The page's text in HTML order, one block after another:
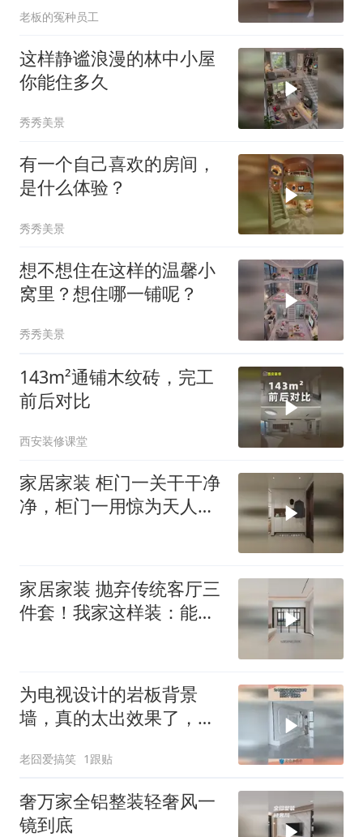
老板的冤种员工
这样静谧浪漫的林中小屋
你能住多久
秀秀美景
有一个自己喜欢的房间，
是什么体验？
秀秀美景
想不想住在这样的温馨小
窝里？想住哪一铺呢？
秀秀美景
143m²通铺木纹砖，完工
前后对比
西安装修课堂
家居家装 柜门一关干干净
净，柜门一用惊为天人！
家居家装 抛弃传统客厅三
件套！我家这样装：能
为电视设计的岩板背景
墙，真的太出效果了，简
老囧爱搞笑 1跟贴
奢万家全铝整装轻奢风一
镜到底